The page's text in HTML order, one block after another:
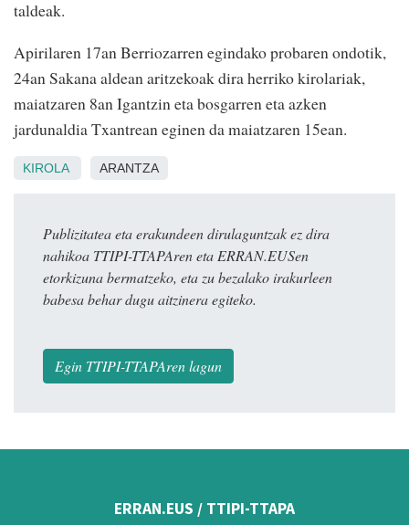
taldeak.
Apirilaren 17an Berriozarren egindako probaren ondotik,
24an Sakana aldean aritzekoak dira herriko kirolariak,
maiatzaren 8an Igantzin eta bosgarren eta azken
jardunaldia Txantrean eginen da maiatzaren 15ean.
KIROLA ARANTZA
Publizitatea eta erakundeen dirulaguntzak ez dira
nahikoa TTIPI-TTAPAren eta ERRAN.EUSen
etorkizuna bermatzeko, eta zu bezalako irakurleen
babesa behar dugu aitzinera egiteko.
Egin TTIPI-TTAPAren lagun
ERRAN.EUS / TTIPI-TTAPA